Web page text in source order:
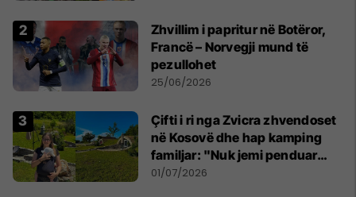
Zhvillim i papritur në Botëror,
Francë – Norvegji mund të
pezullohet
25/06/2026
Çifti i ri nga Zvicra zhvendoset
në Kosovë dhe hap kamping
familjar: "Nuk jemi penduar
asnjë ditë"
01/07/2026